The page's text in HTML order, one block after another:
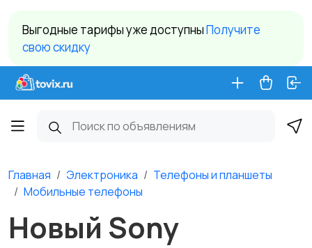
Выгодные тарифы уже доступныПолучите
свою скидку
Главная Электроника
Телефоны и планшеты
Мобильные телефоны
Новый Sony